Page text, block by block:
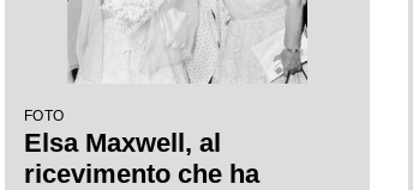
FOTO
Elsa Maxwell, al
ricevimento che ha